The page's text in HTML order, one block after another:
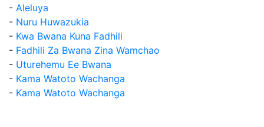
- Aleluya
- Nuru Huwazukia
- Kwa Bwana Kuna Fadhili
- Fadhili Za Bwana Zina Wamchao
- Uturehemu Ee Bwana
- Kama Watoto Wachanga
- Kama Watoto Wachanga